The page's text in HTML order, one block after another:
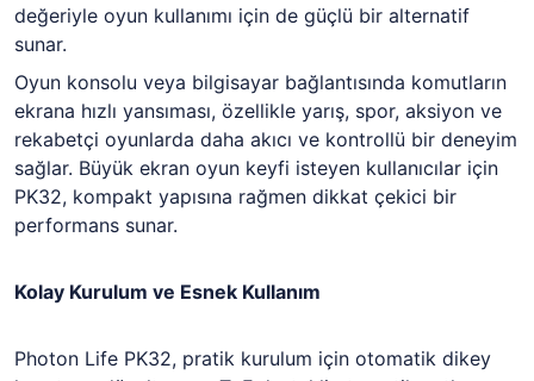
değeriyle oyun kullanımı için de güçlü bir alternatif
sunar.
Oyun konsolu veya bilgisayar bağlantısında komutların
ekrana hızlı yansıması, özellikle yarış, spor, aksiyon ve
rekabetçi oyunlarda daha akıcı ve kontrollü bir deneyim
sağlar. Büyük ekran oyun keyfi isteyen kullanıcılar için
PK32, kompakt yapısına rağmen dikkat çekici bir
performans sunar.
Kolay Kurulum ve Esnek Kullanım
Photon Life PK32, pratik kurulum için otomatik dikey